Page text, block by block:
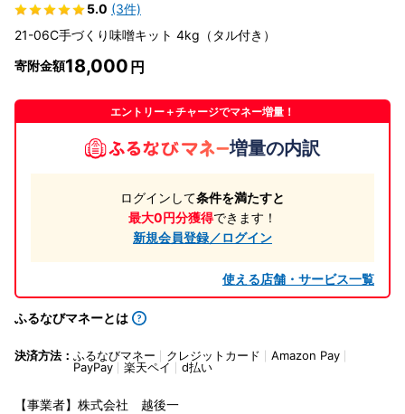
5.0 (3件)
21-06C手づくり味噌キット 4kg（タル付き）
寄附金額18,000
エントリー＋チャージでマネー増量！
増量の内訳
ログインして条件を満たすと
最大0円分獲得できます！
新規会員登録／ログイン
使える店舗・サービス一覧
ふるなびマネーとは
決済方法： ふるなびマネー クレジットカード
Amazon Pay
PayPay
楽天ペイ d払い
【事業者】株式会社 越後一